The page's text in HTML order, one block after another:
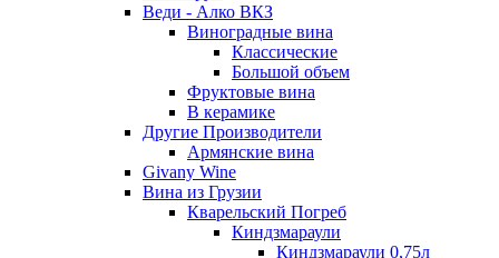
Веди - Алко ВКЗ
Виноградные вина
Классические
Большой объем
Фруктовые вина
В керамике
Другие Производители
Армянские вина
Givany Wine
Вина из Грузии
Кварельский Погреб
Киндзмараули
Киндзмараули 0,75л